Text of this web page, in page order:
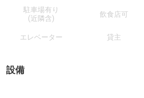
駐車場有り
(近隣含)
飲食店可
エレベーター 貸主
設備